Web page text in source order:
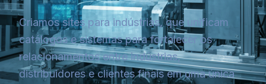
Criamos sites para indústrias, que unificam
catálogos e sistemas para fortalecer os
relacionamentos entre indústrias,
distribuidores e clientes finais em uma única